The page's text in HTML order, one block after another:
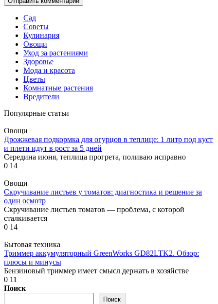
Сад
Советы
Кулинария
Овощи
Уход за растениями
Здоровье
Мода и красота
Цветы
Комнатные растения
Вредители
Популярные статьи
Овощи
Дрожжевая подкормка для огурцов в теплице: 1 литр под куст
и плети идут в рост за 5 дней
Середина июня, теплица прогрета, поливаю исправно
0 14
Овощи
Скручивание листьев у томатов: диагностика и решение за
один осмотр
Скручивание листьев томатов — проблема, с которой
сталкивается
0 14
Бытовая техника
Триммер аккумуляторный GreenWorks GD82LTK2. Обзор:
плюсы и минусы
Бензиновый триммер имеет смысл держать в хозяйстве
0 11
Поиск
Поиск